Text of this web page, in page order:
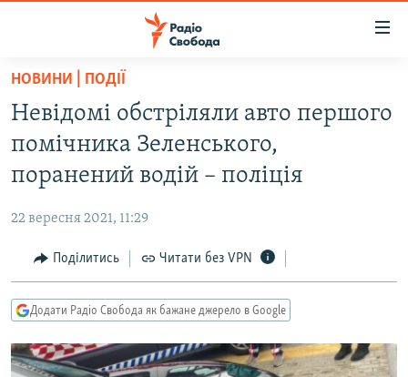
Перейти
основного
матеріалу
до
основної
навігації
Перейти
до
пошуку
РАДІО СВОБОДА – 70 РОКІВ
ВСЕ ЗА ДОБУ
ЕКОНОМІКА
СУСПІЛЬСТВО
УКРАЇНА
РОСІЙСЬКА «ФІЛЬТРАЦІЯ»
ДОНБАС.РЕАЛІЇ
ТИ ЯК?
СХЕМИ
НОВИНИ | ПОДІЇ
Невідомі обстріляли авто першого
помічника Зеленського,
поранений водій – поліція
22 вересня 2021, 11:29
Поділитись Читати без VPN
Додати Радіо Свобода як бажане джерело в Google